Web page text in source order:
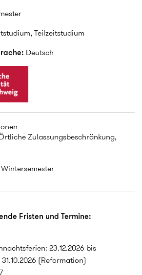
Teilzeitstudium
Deutsch
Zulassungsbeschränkung,
Fristen und Termine:
23.12.2026 bis
(Reformation)